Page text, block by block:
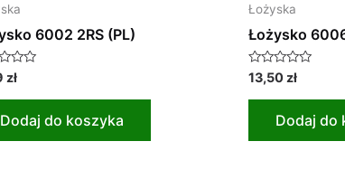
6002 2RS (PL)
zł
Dodaj do koszyka
Łożyska
Łożysko
Oceniono
0
na
13,50 zł
Dodaj do